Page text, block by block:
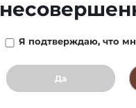
Я подтверждаю, что
Да